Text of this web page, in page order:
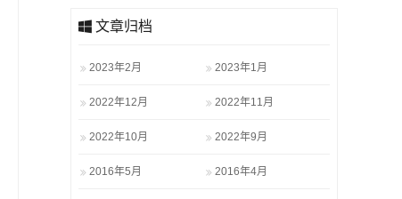
文章归档
2023年2月 2023年1月
2022年12月 2022年11月
2022年10月 2022年9月
2016年5月 2016年4月